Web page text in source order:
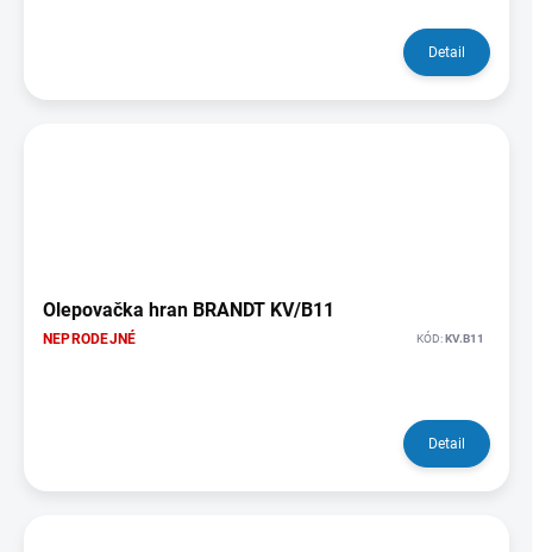
Detail
Olepovačka hran BRANDT KV/B11
NEPRODEJNÉ KÓD:KV.B11
Detail